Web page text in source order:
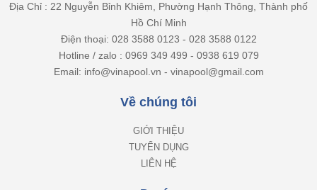
Địa Chỉ : 22 Nguyễn Bỉnh Khiêm, Phường Hạnh Thông, Thành phố
Hồ Chí Minh
Điện thoại: 028 3588 0123 - 028 3588 0122
Hotline / zalo : 0969 349 499 - 0938 619 079
Email: info@vinapool.vn - vinapool@gmail.com
Về chúng tôi
GIỚI THIỆU
TUYỂN DỤNG
LIÊN HỆ